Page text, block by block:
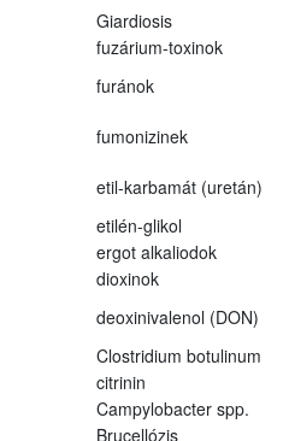
Giardiosis
fuzárium-toxinok
furánok
fumonizinek
etil-karbamát (uretán)
etilén-glikol
ergot alkaliodok
dioxinok
deoxinivalenol (DON)
Clostridium botulinum
citrinin
Campylobacter spp.
Brucellózis